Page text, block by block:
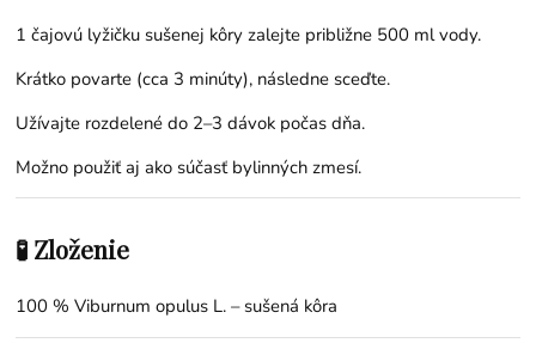
1 čajovú lyžičku sušenej kôry zalejte približne 500 ml vody.
Krátko povarte (cca 3 minúty), následne sceďte.
Užívajte rozdelené do 2–3 dávok počas dňa.
Možno použiť aj ako súčasť bylinných zmesí.
🧪 Zloženie
100 % Viburnum opulus L. – sušená kôra